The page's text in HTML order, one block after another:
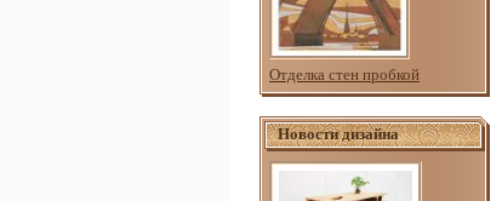
Отделка стен пробкой
Новости дизайна